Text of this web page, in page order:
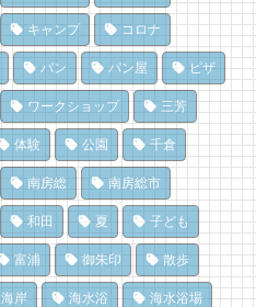
13 views|by原みりか
海辺のナポリターノピザ
「Goccia(ゴッチャ)」
12 views|byMitchi3
南房総・岩井にクラフトビール
醸造所。体験を届ける新たな拠
点へ
12 views |byなべたゆかり
南房総の海を食らう！天然とこ
ろてん専門店
「ところてん小屋 青木」
11 views|by原みりか
夏だ、クジラ到来。クジラに会
いに和田町に行こう！〈前編〉
68 views |byshouji naomi
ドライブ休憩にオススメ！「と
みうら元気倶楽部」でホッと一
息♪
62 views|byフジイ ミツコ
南房総の海を食らう！天然とこ
ろてん専門店
「ところてん小屋 青木」
62 views |by原みりか
10,470 views|bychoco-love
冬でも楽しめる！沖ノ島の無人
島探検！
10,161 views|by福美
洗濯は持ち帰らない！カフェ併
設のコインランドリーで帰宅前
に洗濯
8,896 views | byなべたゆかり
「房総の駅とみうら」で夕食を
済ませて渋滞を回避しよう！
8,762 views| byari-iku
キャンプ コロナ
パン パン屋 ピザ
ワークショップ 三芳
体験 公園 千倉
南房総 南房総市
和田 夏 子ども
富浦 御朱印 散歩
海岸 海水浴 海水浴場